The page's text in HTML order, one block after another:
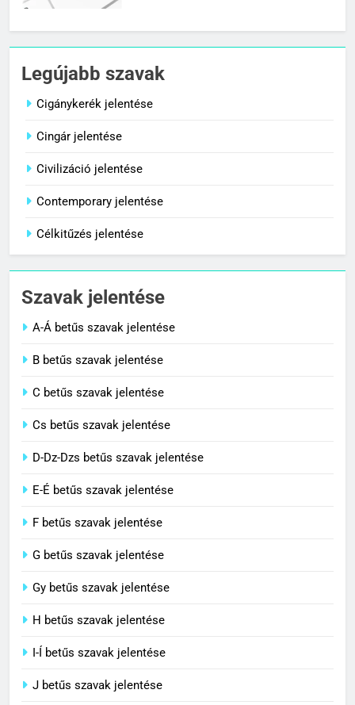
7
Céltudatos jelentése
8
Centenárium jelentése
1
Cigánykerék jelentése
C BETŰS SZAVAK JELENTÉSE
C BETŰS SZAVAK JELENTÉSE
3
Civilizáció jelentése
4
Contemporary jelentése
5
Célkitűzés jelentése
Legújabb szavak
Cigánykerék jelentése
Cingár jelentése
Civilizáció jelentése
Contemporary jelentése
Célkitűzés jelentése
Szavak jelentése
A-Á betűs szavak jelentése
B betűs szavak jelentése
C betűs szavak jelentése
Cs betűs szavak jelentése
D-Dz-Dzs betűs szavak jelentése
E-É betűs szavak jelentése
F betűs szavak jelentése
G betűs szavak jelentése
Gy betűs szavak jelentése
H betűs szavak jelentése
I-Í betűs szavak jelentése
J betűs szavak jelentése